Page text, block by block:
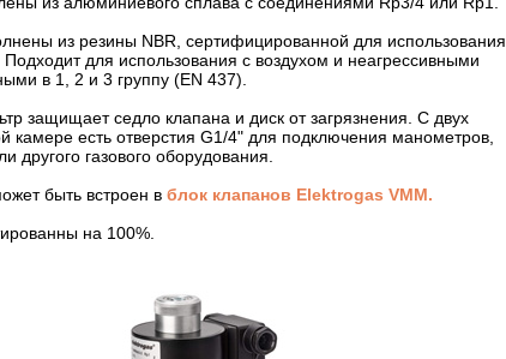
из резины NBR, сертифицированной для использования
для использования с воздухом и неагрессивными
в 1, 2 и 3 группу (EN 437).
защищает седло клапана и диск от загрязнения. C двух
камере есть отверстия G1/4" для подключения манометров,
другого газового оборудования.
быть встроен в блок клапанов Elektrogas VMM.
на 100%.